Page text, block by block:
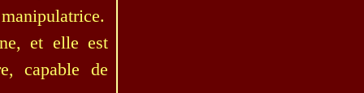
et elle est
capable de